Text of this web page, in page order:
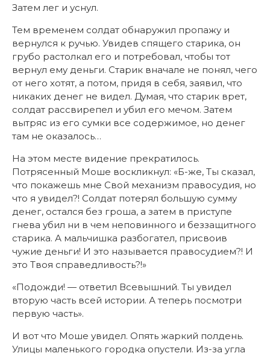
Затем лег и уснул.
Тем временем солдат обнаружил пропажу и
вернулся к ручью. Увидев спящего старика, он
грубо растолкал его и потребовал, чтобы тот
вернул ему деньги. Старик вначале не понял, чего
от него хотят, а потом, придя в себя, заявил, что
никаких денег не видел. Думая, что старик врет,
солдат рассвирепел и убил его мечом. Затем
вытряс из его сумки все содержимое, но денег
там не оказалось…
На этом месте видение прекратилось.
Потрясенный Моше воскликнул: «Б-же, Ты сказал,
что покажешь мне Свой механизм правосудия, но
что я увидел?! Солдат потерял большую сумму
денег, остался без гроша, а затем в приступе
гнева убил ни в чем неповинного и беззащитного
старика. А мальчишка разбогател, присвоив
чужие деньги! И это называется правосудием?! И
это Твоя справедливость?!»
«Подожди! — ответил Всевышний. Ты увидел
вторую часть всей истории. А теперь посмотри
первую часть».
И вот что Моше увидел. Опять жаркий полдень.
Улицы маленького городка опустели. Из-за угла